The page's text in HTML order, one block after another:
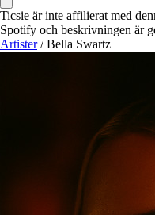
Ticsie är inte affilierat med
Spotify och beskrivningen är
Artister / Bella Swartz